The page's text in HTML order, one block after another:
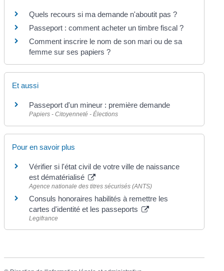
Quels recours si ma demande n'aboutit pas ?
Passeport : comment acheter un timbre fiscal ?
Comment inscrire le nom de son mari ou de sa
femme sur ses papiers ?
Et aussi
Passeport d'un mineur : première demande
Papiers - Citoyenneté - Élections
Pour en savoir plus
Vérifier si l'état civil de votre ville de naissance
est dématérialisé
Agence nationale des titres sécurisés (ANTS)
Consuls honoraires habilités à remettre les
cartes d'identité et les passeports
Legifrance